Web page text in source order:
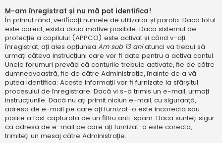
M-am înregistrat și nu mă pot identifica!
În primul rând, verificați numele de utilizator și parola. Dacă totul
este corect, există două motive posibile. Dacă sistemul de
protecție a copilului (APPCO) este activat și când v-ați
înregistrat, ați ales opțiunea Am sub 13 aniatunci va trebui să
urmați câteva instrucțiuni care vor fi date pentru a activa contul.
Unele forumuri prevăd că conturile trebuie activate, fie de către
dumneavoastră, fie de către Administrație, înainte de a vă
putea identifica; Aceste informații vor fi furnizate la sfârșitul
procesului de înregistrare. Dacă vi s-a trimis un e-mail, urmați
instrucțiunile. Dacă nu ați primit niciun e-mail, cu siguranță,
adresa de e-mail pe care ați furnizat-o este incorectă sau
poate a fost capturată de un filtru anti-spam. Dacă sunteți sigur
că adresa de e-mail pe care ați furnizat-o este corectă,
trimiteți un mesaj către Administrație.